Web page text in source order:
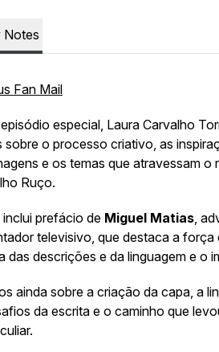
Notes
Fan Mail
especial, Laura Carvalho
sobre o processo criativo, as
e os temas que atravessam o
Ruço.
inclui prefácio de Miguel Matias,
televisivo, que destaca a força
das descrições e da linguagem e o
ainda sobre a criação da capa, a
da escrita e o caminho que